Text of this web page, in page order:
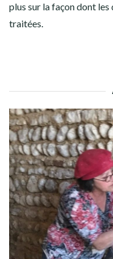
plus sur la façon dont
traitées.